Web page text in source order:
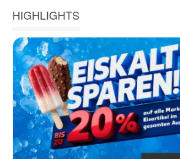
HIGHLIGHTS